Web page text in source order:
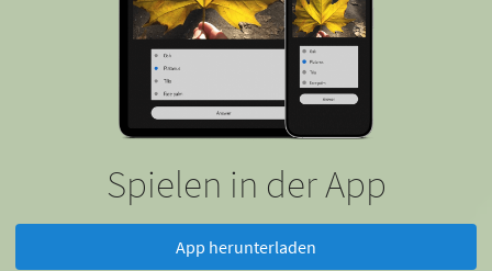
Spielen in der App
App herunterladen